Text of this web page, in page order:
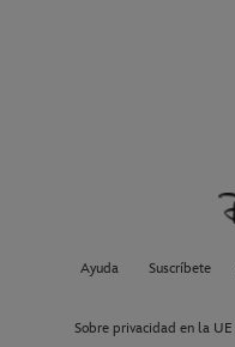
Ayuda Suscríbete
Sobre privacidad en la UE